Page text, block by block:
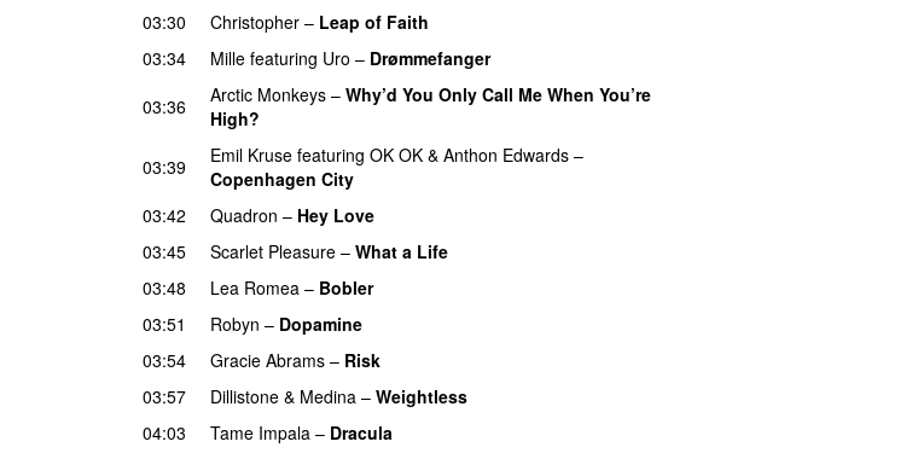
03:30 Christopher – Leap of Faith
03:34
Mille featuring Uro – Drømmefanger
03:36
Arctic Monkeys – Why’d You Only Call Me When You’re
High?
03:39
Emil Kruse featuring OK OK & Anthon Edwards –
Copenhagen City
03:42
Quadron – Hey Love
03:45 Scarlet Pleasure – What a Life
03:48
Lea Romea – Bobler
03:51
Robyn – Dopamine
03:54 Gracie Abrams – Risk
03:57 Dillistone & Medina – Weightless
04:03
Tame Impala – Dracula